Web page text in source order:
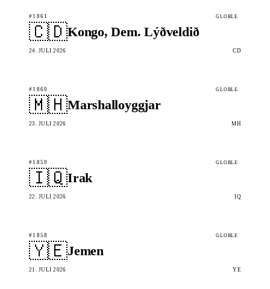
#1861 GLOBLE
🇨🇩Kongo, Dem. Lýðveldið
24. JULI 2026 CD
#1860 GLOBLE
🇲🇭Marshalloyggjar
23. JULI 2026 MH
#1859 GLOBLE
🇮🇶Irak
22. JULI 2026 IQ
#1858 GLOBLE
🇾🇪Jemen
21. JULI 2026 YE